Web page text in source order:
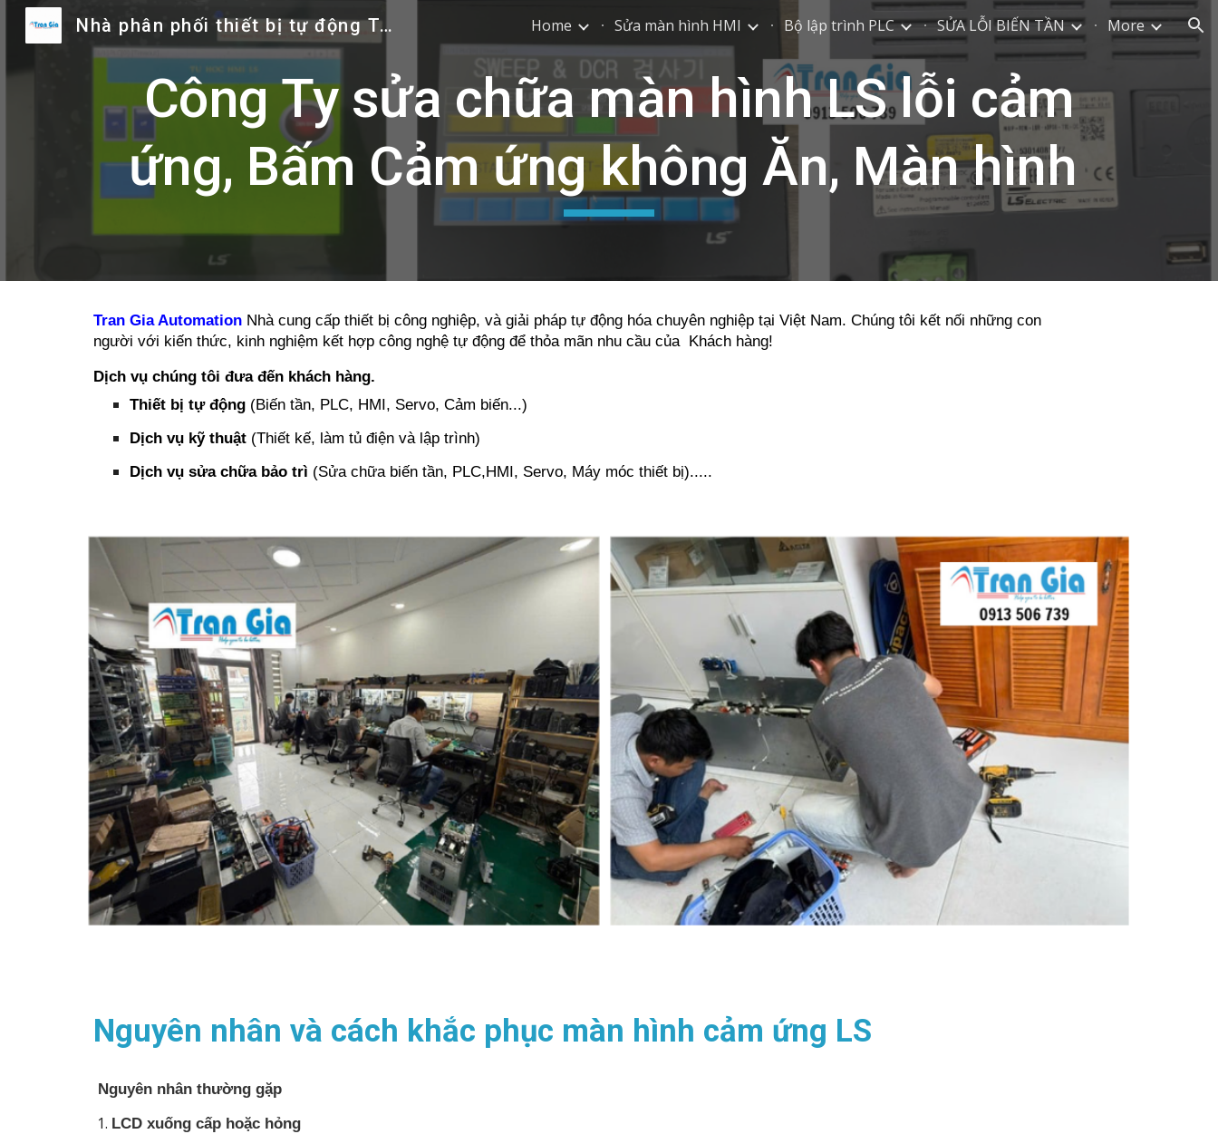
Skip to main content Skip to navigation
Nhà phân phối thiết bị tự động Trần Gia Home Sửa màn hình HMI Bộ lập trình PLC SỬA LỖI BIẾN TẦN More
Công Ty sửa chữa màn hình LS lỗi cảm
ứng, Bấm Cảm ứng không Ăn, Màn hình
Tran Gia Automation Nhà cung cấp thiết bị công nghiệp, và giải pháp tự động hóa chuyên nghiệp tại Việt Nam. Chúng tôi kết nối những con
người với kiến thức, kinh nghiệm kết hợp công nghệ tự động để thỏa mãn nhu cầu của Khách hàng!
Dịch vụ chúng tôi đưa đến khách hàng.
Thiết bị tự động(Biến tần, PLC, HMI, Servo, Cảm biến...)
Dịch vụ kỹ thuật(Thiết kế, làm tủ điện và lập trình)
Dịch vụ sửa chữa bảo trì (Sửa chữa biến tần, PLC,HMI, Servo, Máy móc thiết bị).....
Nguyên nhân và cách khắc phục màn hình cảm ứng LS
Nguyên nhân thường gặp
LCD xuống cấp hoặc hỏng